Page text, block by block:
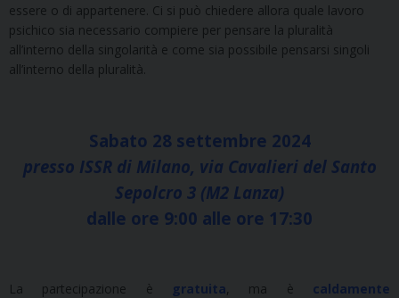
essere o di appartenere. Ci si può chiedere allora quale lavoro
psichico sia necessario compiere per pensare la pluralità
all’interno della singolarità e come sia possibile pensarsi singoli
all’interno della pluralità.
Sabato 28 settembre 2024
presso ISSR di Milano, via Cavalieri del Santo
Sepolcro 3 (M2 Lanza)
dalle ore 9:00 alle ore 17:30
La partecipazione è gratuita, ma è caldamente